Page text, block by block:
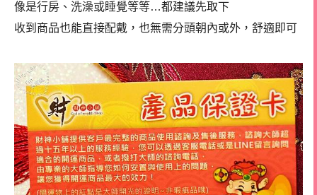
像是行房、洗澡或睡覺等等…都建議先取下
收到商品也能直接配戴，也無需分頭朝內或外，舒適即可